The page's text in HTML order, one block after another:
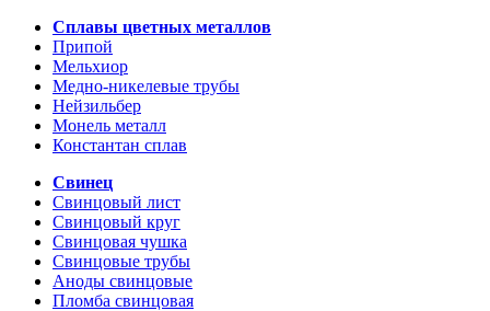
Сплавы цветных металлов
Припой
Мельхиор
Медно-никелевые трубы
Нейзильбер
Монель металл
Константан сплав
Свинец
Свинцовый лист
Свинцовый круг
Свинцовая чушка
Свинцовые трубы
Аноды свинцовые
Пломба свинцовая